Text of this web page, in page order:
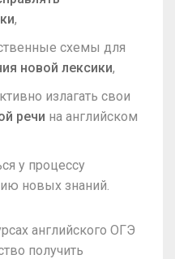
,
схемы для
новой лексики,
излагать свои
речи на английском
у процессу
новых знаний.
английского ОГЭ
получить